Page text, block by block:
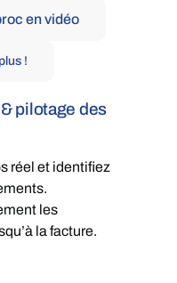
en vidéo
!
pilotage des
réel et identifiez
les
la facture.